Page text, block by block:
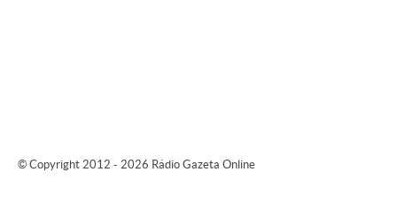
© Copyright 2012 - 2026 Rádio Gazeta Online